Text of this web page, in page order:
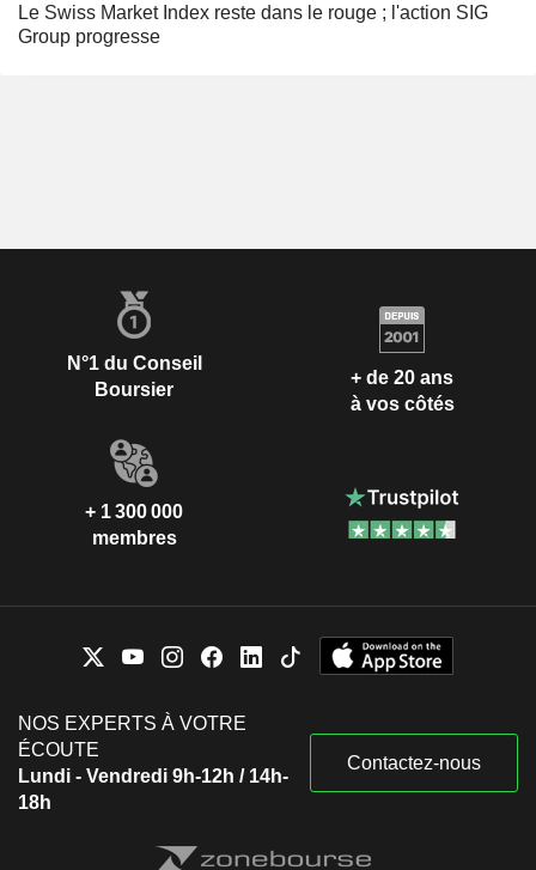
Le Swiss Market Index reste dans le rouge ; l'action SIG
Group progresse
N°1 du Conseil
Boursier
+ de 20 ans
à vos côtés
+ 1 300 000
membres
NOS EXPERTS À VOTRE
ÉCOUTE
Lundi - Vendredi 9h-12h / 14h-
18h
Contactez-nous